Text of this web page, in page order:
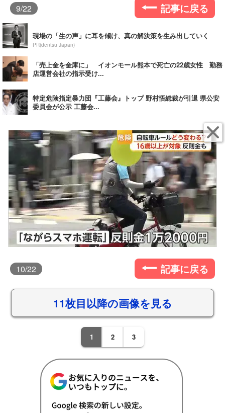
9/22 記事に戻る
現場の「生の声」に耳を傾け、真の解決策を生み出していく
PR(dentsu Japan)
「売上金を金庫に」 イオンモール熊本で死亡の22歳女性 勤務
店運営会社の指示受け...
特定危険指定暴力団『工藤会』トップ 野村悟総裁が引退 県公安
委員会が公示 工藤会...
10/22 記事に戻る
11枚目以降の画像を見る
1 2 3